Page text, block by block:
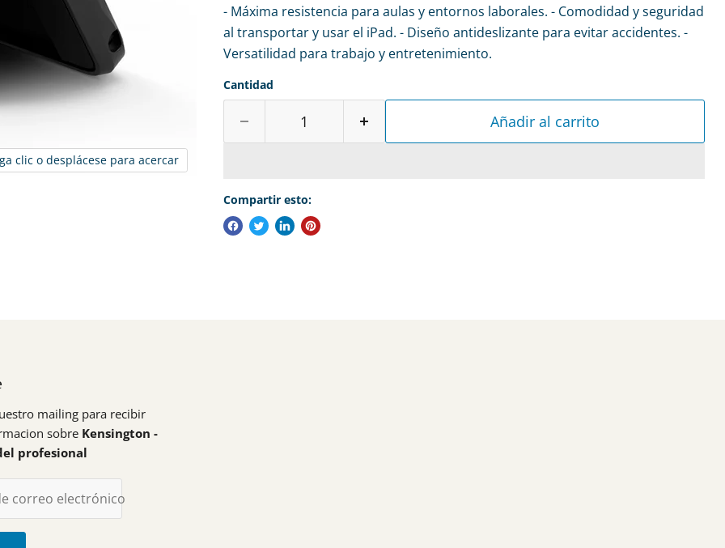
clic o desplácese para acercar
- Máxima resistencia para aulas y entornos laborales. - Comodidad y seguridad
al transportar y usar el iPad. - Diseño antideslizante para evitar accidentes. -
Versatilidad para trabajo y entretenimiento.
Cantidad
Añadir al carrito
Compartir esto:
mailing para recibir
sobre Kensington -
profesional
correo electrónico